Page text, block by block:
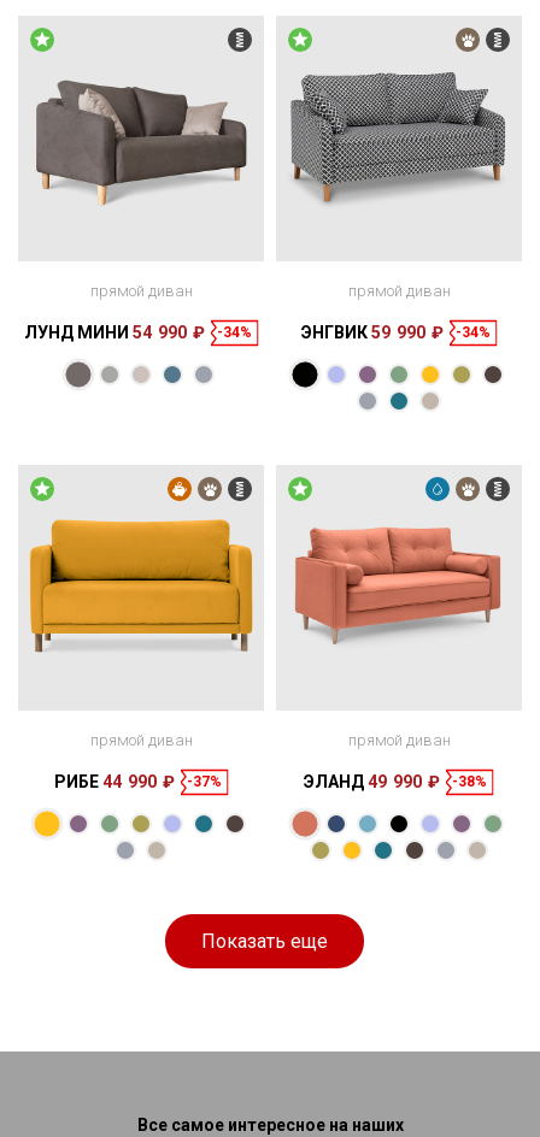
Размеры
прямой диван
ЛУНД МИНИ 54 990 ₽ -34%
Размеры
Спальное
прямой диван
ЭНГВИК59 990 ₽ -34%
Размеры
Спальное
прямой диван
РИБЕ44 990 ₽ -37%
Размеры
Спальное
прямой диван
ЭЛАНД49 990 ₽ -38%
Показать еще
Все самое интересное на наших